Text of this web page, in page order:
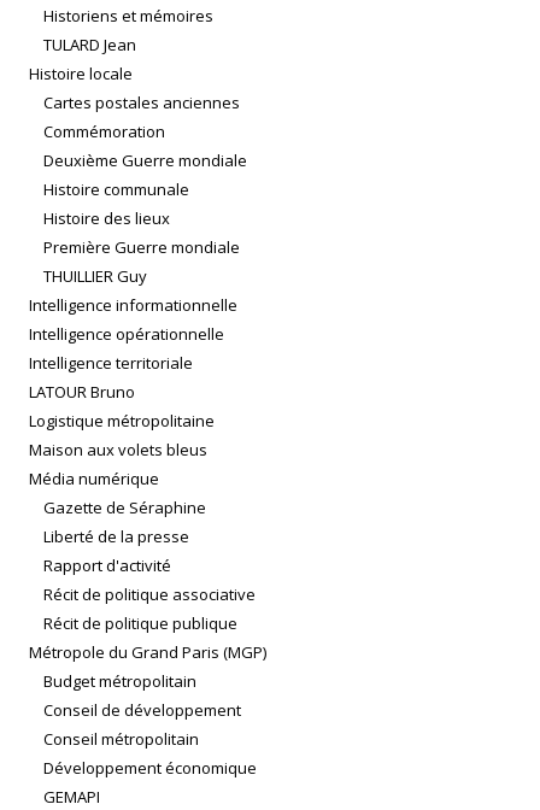
Historiens et mémoires
TULARD Jean
Histoire locale
Cartes postales anciennes
Commémoration
Deuxième Guerre mondiale
Histoire communale
Histoire des lieux
Première Guerre mondiale
THUILLIER Guy
Intelligence informationnelle
Intelligence opérationnelle
Intelligence territoriale
LATOUR Bruno
Logistique métropolitaine
Maison aux volets bleus
Média numérique
Gazette de Séraphine
Liberté de la presse
Rapport d'activité
Récit de politique associative
Récit de politique publique
Métropole du Grand Paris (MGP)
Budget métropolitain
Conseil de développement
Conseil métropolitain
Développement économique
GEMAPI